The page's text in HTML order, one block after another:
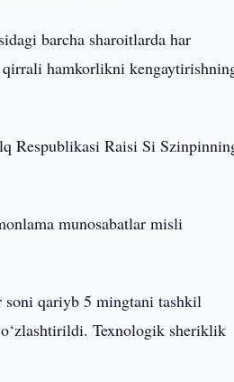
barcha sharoitlarda har
qirrali hamkorlikni
Respublikasi Raisi Si
munosabatlar misli
soni qariyb 5 mingtani tashkil
Texnologik sheriklik